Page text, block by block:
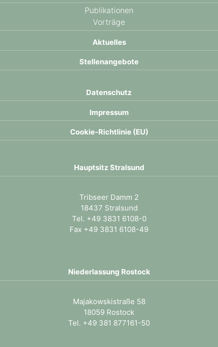
Publikationen
Vorträge
Aktuelles
Stellenangebote
Datenschutz
Impressum
Cookie-Richtlinie (EU)
Hauptsitz Stralsund
Tribseer Damm 2
18437 Stralsund
Tel. +49 3831 6108-0
Fax +49 3831 6108-49
Niederlassung Rostock
Majakowskistraße 58
18059 Rostock
Tel. +49 381 877161-50